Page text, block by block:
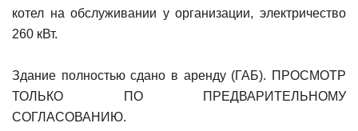
котел на обслуживании у организации, электричество
260 кВт.
Здание полностью сдано в аренду (ГАБ). ПРОСМОТР
ТОЛЬКО ПО ПРЕДВАРИТЕЛЬНОМУ
СОГЛАСОВАНИЮ.